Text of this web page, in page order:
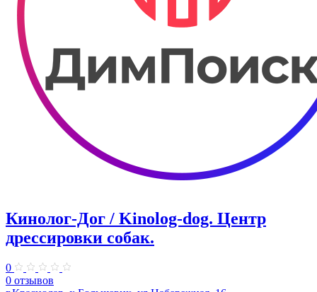
Кинолог-Дог / Kinolog-dog. Центр
дрессировки собак.
0
0 отзывов